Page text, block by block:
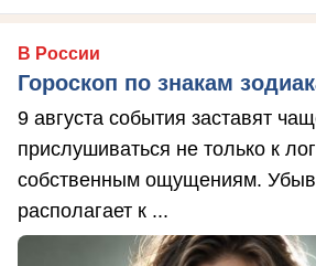
В России
Гороскоп по знакам
9 августа события заставят
прислушиваться не только к
собственным ощущениям.
располагает к ...